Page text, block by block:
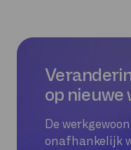
op nieuwe
De
onafhankelijk